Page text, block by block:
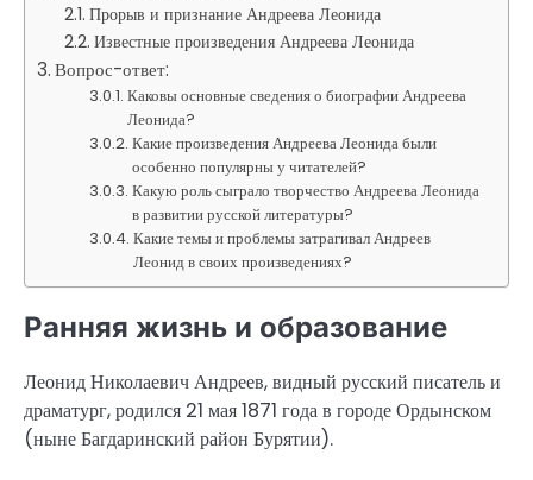
Прорыв и признание Андреева Леонида
Известные произведения Андреева Леонида
Вопрос-ответ:
Каковы основные сведения о биографии Андреева
Леонида?
Какие произведения Андреева Леонида были
особенно популярны у читателей?
Какую роль сыграло творчество Андреева Леонида
в развитии русской литературы?
Какие темы и проблемы затрагивал Андреев
Леонид в своих произведениях?
Ранняя жизнь и образование
Леонид Николаевич Андреев, видный русский писатель и
драматург, родился 21 мая 1871 года в городе Ордынском
(ныне Багдаринский район Бурятии).